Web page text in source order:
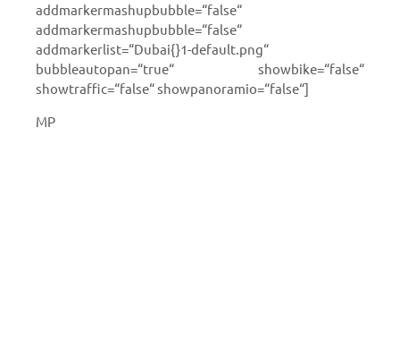
addmarkermashupbubble=“false“
addmarkermashupbubble=“false“
addmarkerlist=“Dubai{}1-default.png“
bubbleautopan=“true“ showbike=“false“
showtraffic=“false“ showpanoramio=“false“]
MP